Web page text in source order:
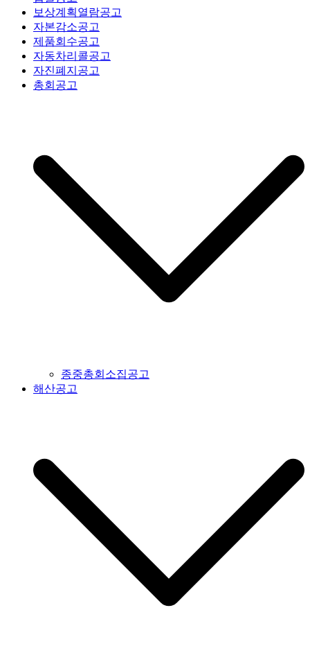
보상계획열람공고
자본감소공고
제품회수공고
자동차리콜공고
자진폐지공고
총회공고
종중총회소집공고
해산공고